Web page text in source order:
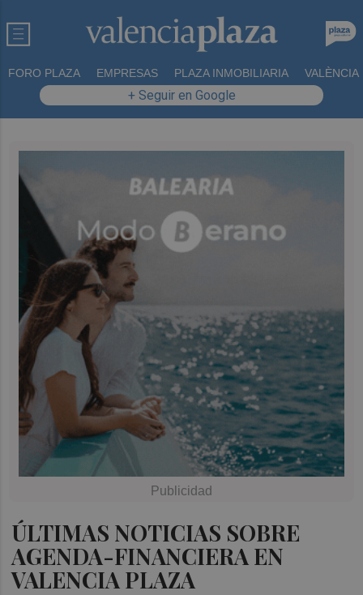
FORO PLAZA EMPRESAS PLAZA INMOBILIARIA VALÈNCIA
+ Seguir en Google
ÚLTIMAS NOTICIAS SOBRE
AGENDA-FINANCIERA EN
VALENCIA PLAZA